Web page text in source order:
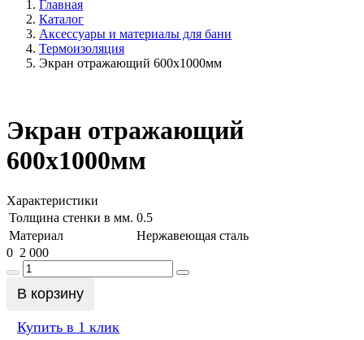
Главная
Каталог
Аксессуары и материалы для бани
Термоизоляция
Экран отражающий 600х1000мм
Экран отражающий
600х1000мм
Характеристики
Толщина стенки в мм. 0.5
Материал
Нержавеющая сталь
0 2 000
В корзину
Купить в 1 клик